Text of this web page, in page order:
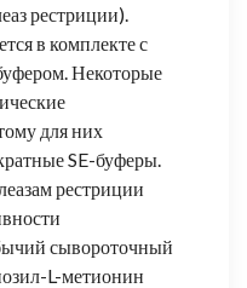
рестриции).
в комплекте с
Некоторые
для них
SE-буферы.
рестриции
сывороточный
L-метионин